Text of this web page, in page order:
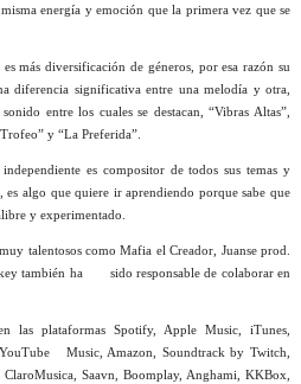
energía y emoción que la primera vez que se
más diversificación de géneros, por esa razón su
diferencia significativa entre una melodía y otra,
entre los cuales se destacan, “Vibras Altas”,
y “La Preferida”.
es compositor de todos sus temas y
es algo que quiere ir aprendiendo porque sabe que
y experimentado.
talentosos como Mafia el Creador, Juanse prod.
también ha sido responsable de colaborar en
las plataformas Spotify, Apple Music, iTunes,
Music, Amazon, Soundtrack by Twitch,
Saavn, Boomplay, Anghami, KKBox,